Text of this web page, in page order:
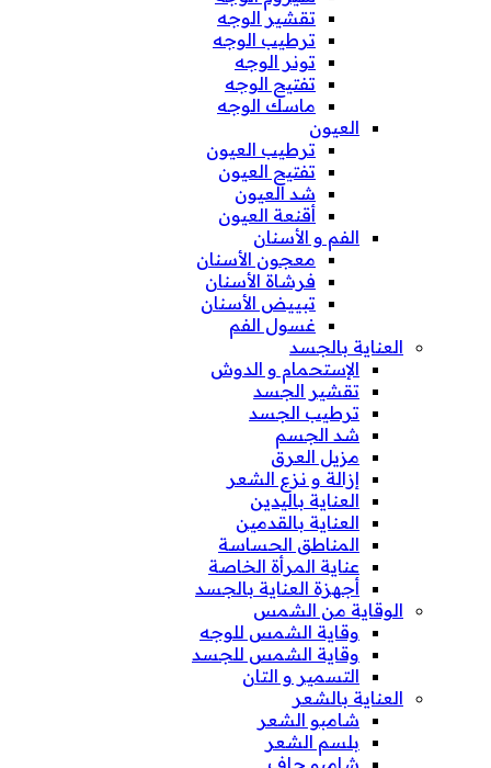
تقشير الوجه
ترطيب الوجه
تونر الوجه
تفتيح الوجه
ماسك الوجه
العيون
ترطيب العيون
تفتيح العيون
شد العيون
أقنعة العيون
الفم و الأسنان
معجون الأسنان
فرشاة الأسنان
تبييض الأسنان
غسول الفم
العناية بالجسد
الإستحمام و الدوش
تقشير الجسد
ترطيب الجسد
شد الجسم
مزيل العرق
إزالة و نزع الشعر
العناية باليدين
العناية بالقدمين
المناطق الحساسة
عناية المرأة الخاصة
أجهزة العناية بالجسد
الوقاية من الشمس
وقاية الشمس للوجه
وقاية الشمس للجسد
التسمير و التان
العناية بالشعر
شامبو الشعر
بلسم الشعر